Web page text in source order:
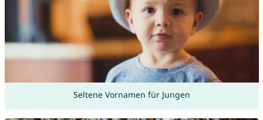
Seltene Vornamen für Jungen